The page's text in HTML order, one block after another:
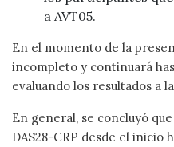
a AVT05.
En el momento de la
incompleto y continuará
evaluando los resultados a
En general, se concluyó
DAS28-CRP desde el inicio